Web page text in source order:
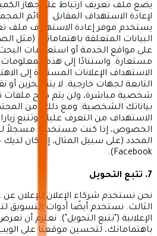
يضع ملف تعريف ارتباط على جهاز
لإعادة الاستهداف المقابل. قوائم
يستخدم موفر إعادة الاستهداف ملف
البيانات المتعلقة باهتماماتك (مثل
على مواقع الخدمة أو استعلامات
مستعارة. واستنادًا إلى هذه
الاستهداف الإعلانات المستندة إلى
التابعة لجهات خارجية. لا يتم تخزين أو
شخصية مباشرة، ولن يتم دمج ملفات
بياناتك الشخصية. ومع ذلك، من
الاستهداف من التعرف عليك وتتبع
الخصوص، إذا كنت مستخدمًا مسجلاً
Facebook).
7. تتبع التحويل
نحن نستخدم شركاء الإعلان للإعلان
الثالث. نستخدم أيضًا أدوات التسويق
الإعلانية ("تتبع التحويل"). نعتزم أن
باهتماماتك، لتحسين موقعنا على